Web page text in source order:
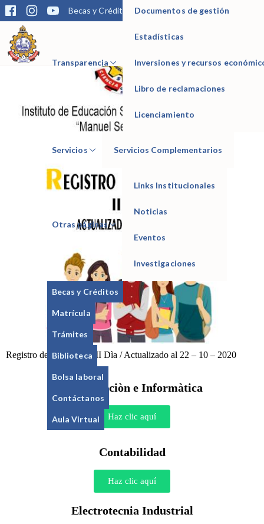
Becas y Créditos Matrícula Trámites Biblioteca
IESTP Manuel Seoane Corrales
Transparencia
Documentos de gestión
Estadísticas
Inversiones y recursos
Libro de reclamaciones
Licenciamiento
Servicios Servicios Complementarios
Otras páginas
Links Institucionales
Noticias
Eventos
Investigaciones
Becas y Créditos
Matrícula
Trámites
Biblioteca
Bolsa laboral
Contáctanos
Aula Virtual
Registro de Matricula – II Dìa / Actualizado al 22 – 10 – 2020
Computaciòn e Informàtica
Haz clic aquí
Contabilidad
Haz clic aquí
Electrotecnia Industrial